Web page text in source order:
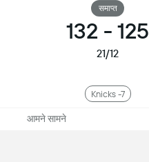
समाप्त
132 - 125
21/12
Knicks -7
आमने सामने